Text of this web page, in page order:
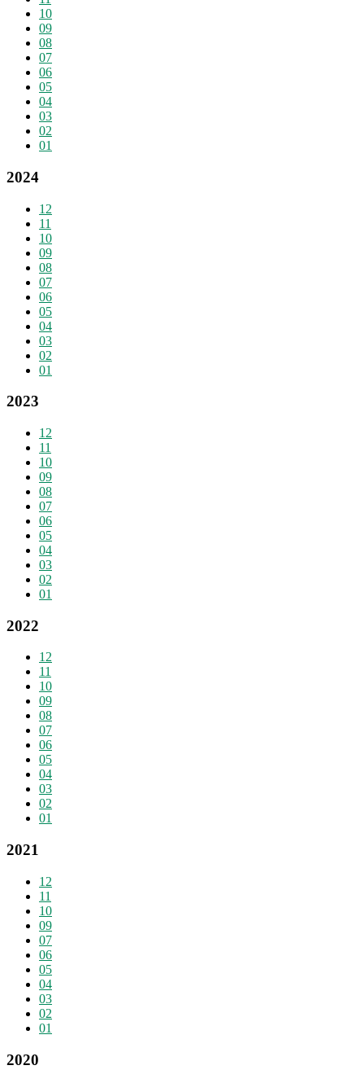
10
09
08
07
06
05
04
03
02
01
2024
12
11
10
09
08
07
06
05
04
03
02
01
2023
12
11
10
09
08
07
06
05
04
03
02
01
2022
12
11
10
09
08
07
06
05
04
03
02
01
2021
12
11
10
09
07
06
05
04
03
02
01
2020